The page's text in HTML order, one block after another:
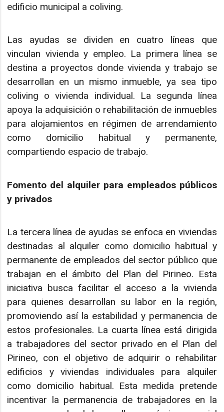
edificio municipal a coliving.
Las ayudas se dividen en cuatro líneas que
vinculan vivienda y empleo. La primera línea se
destina a proyectos donde vivienda y trabajo se
desarrollan en un mismo inmueble, ya sea tipo
coliving o vivienda individual. La segunda línea
apoya la adquisición o rehabilitación de inmuebles
para alojamientos en régimen de arrendamiento
como domicilio habitual y permanente,
compartiendo espacio de trabajo.
Fomento del alquiler para empleados públicos
y privados
La tercera línea de ayudas se enfoca en viviendas
destinadas al alquiler como domicilio habitual y
permanente de empleados del sector público que
trabajan en el ámbito del Plan del Pirineo. Esta
iniciativa busca facilitar el acceso a la vivienda
para quienes desarrollan su labor en la región,
promoviendo así la estabilidad y permanencia de
estos profesionales. La cuarta línea está dirigida
a trabajadores del sector privado en el Plan del
Pirineo, con el objetivo de adquirir o rehabilitar
edificios y viviendas individuales para alquiler
como domicilio habitual. Esta medida pretende
incentivar la permanencia de trabajadores en la